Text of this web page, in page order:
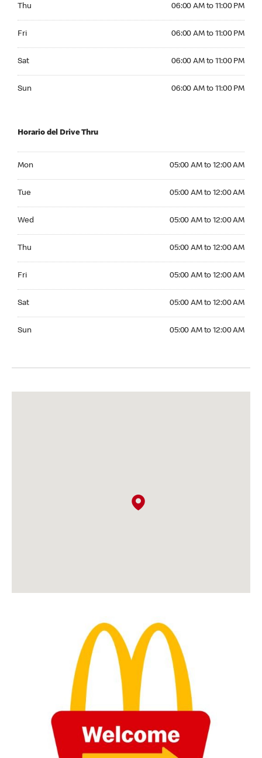
Thu 06:00 AM to 11:00 PM
Fri 06:00 AM to 11:00 PM
Sat 06:00 AM to 11:00 PM
Sun 06:00 AM to 11:00 PM
Horario del Drive Thru
Mon 05:00 AM to 12:00 AM
Tue 05:00 AM to 12:00 AM
Wed 05:00 AM to 12:00 AM
Thu 05:00 AM to 12:00 AM
Fri 05:00 AM to 12:00 AM
Sat 05:00 AM to 12:00 AM
Sun 05:00 AM to 12:00 AM